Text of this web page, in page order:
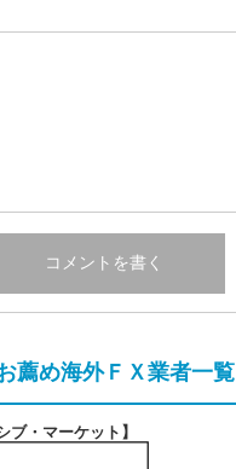
薦め海外ＦＸ業者一覧
ブ・マーケット 】